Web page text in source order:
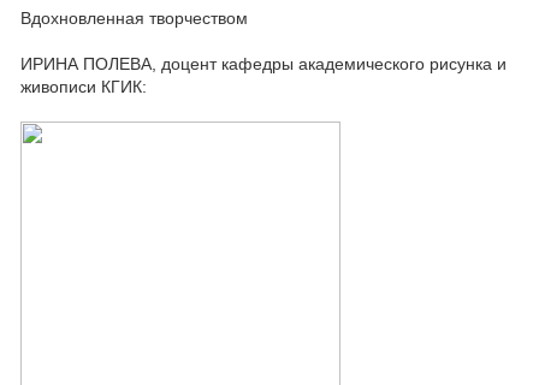
Вдохновленная творчеством
ИРИНА ПОЛЕВА, доцент кафедры академического рисунка и
живописи КГИК: